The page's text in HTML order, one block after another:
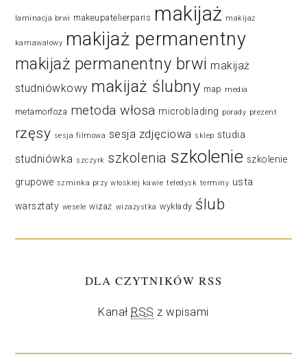
laminacja brwi makeupatelierparis makijaż makijaż
karnawałowy makijaż permanentny
makijaż permanentny brwi makijaż
studniówkowy makijaż ślubny map media
metamorfoza metoda włosa microblading porady prezent
rzęsy sesja filmowa sesja zdjęciowa sklep studia
studniówka szczyrk szkolenia szkolenie szkolenie
grupowe szminka przy włoskiej kawie teledysk terminy usta
warsztaty wesele wizaż wizażystka wykłady ślub
DLA CZYTNIKÓW RSS
Kanał RSS z wpisami